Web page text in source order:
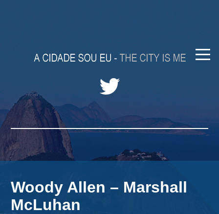
Woody Allen – Marshall
McLuhan